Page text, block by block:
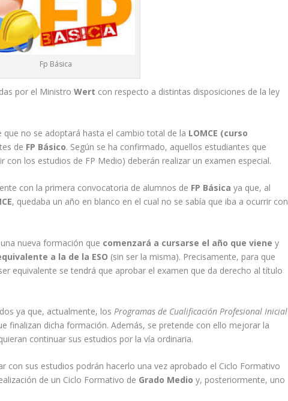
Fp Básica
por el MinistroWert con respecto a distintas disposiciones de la ley
que no se adoptará hasta el cambio total de la LOMCE (curso
de FP Básico. Según se ha confirmado, aquellos estudiantes que
con los estudios de FP Medio) deberán realizar un examen especial.
con la primera convocatoria de alumnos de FP Básica ya que, al
, quedaba un año en blanco en el cual no se sabía que iba a ocurrir con
nueva formación que comenzará a cursarse el año que viene y
a la de la ESO (sin ser la misma). Precisamente, para que
equivalente se tendrá que aprobar el examen que da derecho al título
ya que, actualmente, losProgramas de Cualificación Profesional Inicial
finalizan dicha formación. Además, se pretende con ello mejorar la
continuar sus estudios por la vía ordinaria.
con sus estudios podrán hacerlo una vez aprobado el Ciclo Formativo
de un Ciclo Formativo de Grado Medio y, posteriormente, uno